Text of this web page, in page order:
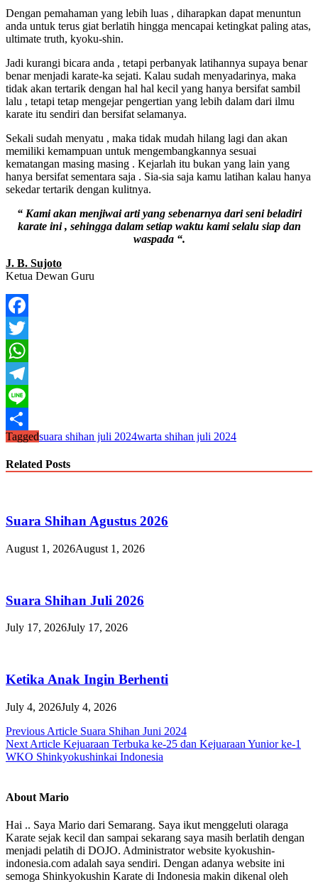
Dengan pemahaman yang lebih luas , diharapkan dapat menuntun
anda untuk terus giat berlatih hingga mencapai ketingkat paling atas,
ultimate truth, kyoku-shin.
Jadi kurangi bicara anda , tetapi perbanyak latihannya supaya benar
benar menjadi karate-ka sejati. Kalau sudah menyadarinya, maka
tidak akan tertarik dengan hal hal kecil yang hanya bersifat sambil
lalu , tetapi tetap mengejar pengertian yang lebih dalam dari ilmu
karate itu sendiri dan bersifat selamanya.
Sekali sudah menyatu , maka tidak mudah hilang lagi dan akan
memiliki kemampuan untuk mengembangkannya sesuai
kematangan masing masing . Kejarlah itu bukan yang lain yang
hanya bersifat sementara saja . Sia-sia saja kamu latihan kalau hanya
sekedar tertarik dengan kulitnya.
“ Kami akan menjiwai arti yang sebenarnya dari seni beladiri
karate ini , sehingga dalam setiap waktu kami selalu siap dan
waspada “.
J. B. Sujoto
Ketua Dewan Guru
Facebook
Twitter
WhatsApp
Telegram
Line
Share
Taggedsuara shihan juli 2024warta shihan juli 2024
Related Posts
Suara Shihan Agustus 2026
August 1, 2026August 1, 2026
Suara Shihan Juli 2026
July 17, 2026July 17, 2026
Ketika Anak Ingin Berhenti
July 4, 2026July 4, 2026
Post
navigation
Previous Article Suara Shihan Juni 2024
Next Article Kejuaraan Terbuka ke-25 dan Kejuaraan Yunior ke-1
WKO Shinkyokushinkai Indonesia
About Mario
Hai .. Saya Mario dari Semarang. Saya ikut menggeluti olaraga
Karate sejak kecil dan sampai sekarang saya masih berlatih dengan
menjadi pelatih di DOJO. Administrator website kyokushin-
indonesia.com adalah saya sendiri. Dengan adanya website ini
semoga Shinkyokushin Karate di Indonesia makin dikenal oleh